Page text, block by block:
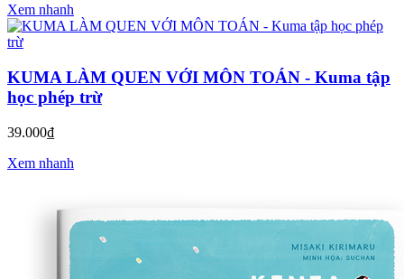
Xem nhanh
KUMA LÀM QUEN VỚI MÔN TOÁN - Kuma tập
học phép trừ
39.000₫
Xem nhanh